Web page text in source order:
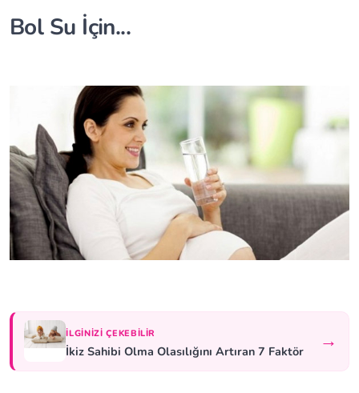
Bol Su İçin...
İLGINIZI ÇEKEBILIR
İkiz Sahibi Olma Olasılığını Artıran 7 Faktör →